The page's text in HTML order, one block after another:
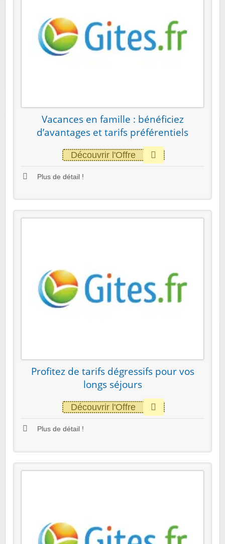
Vacances en famille : bénéficiez
d’avantages et tarifs préférentiels
Découvrir l'Offre
Plus de détail !
Profitez de tarifs dégressifs pour vos
longs séjours
Découvrir l'Offre
Plus de détail !